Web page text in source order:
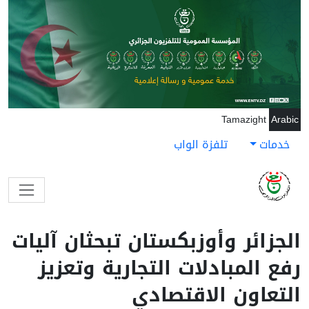
تجاوز إلى المحتوى الرئيسي
Arabic
Tamazight
خدمات تلفزة الواب
الجزائر وأوزبكستان تبحثان آليات
رفع المبادلات التجارية وتعزيز
التعاون الاقتصادي